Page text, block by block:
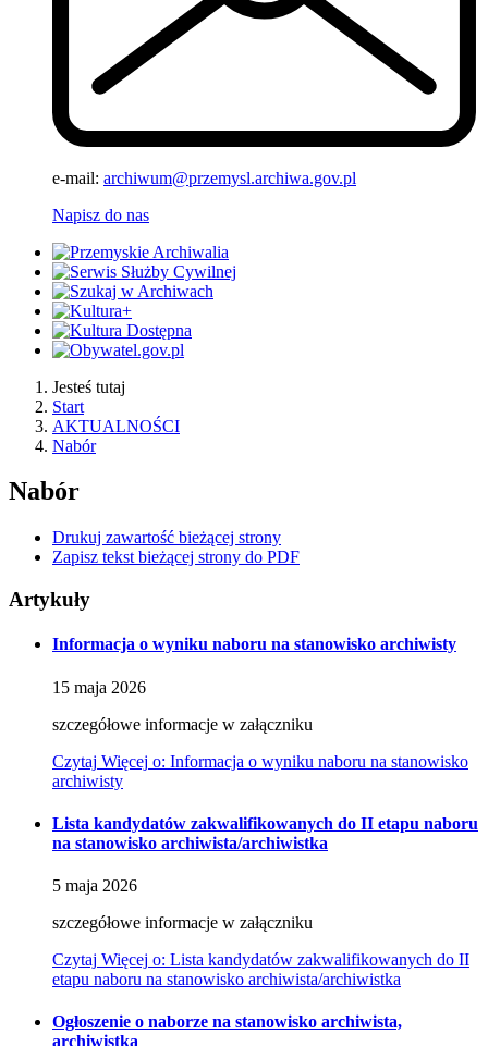
e-mail: archiwum@przemysl.archiwa.gov.pl
Napisz do nas
Jesteś tutaj
Start
AKTUALNOŚCI
Nabór
Nabór
Drukuj zawartość bieżącej strony
Zapisz tekst bieżącej strony do PDF
Artykuły
Informacja o wyniku naboru na stanowisko archiwisty
15 maja 2026
szczegółowe informacje w załączniku
Czytaj Więcej o: Informacja o wyniku naboru na stanowisko
archiwisty
Lista kandydatów zakwalifikowanych do II etapu naboru
na stanowisko archiwista/archiwistka
5 maja 2026
szczegółowe informacje w załączniku
Czytaj Więcej o: Lista kandydatów zakwalifikowanych do II
etapu naboru na stanowisko archiwista/archiwistka
Ogłoszenie o naborze na stanowisko archiwista,
archiwistka